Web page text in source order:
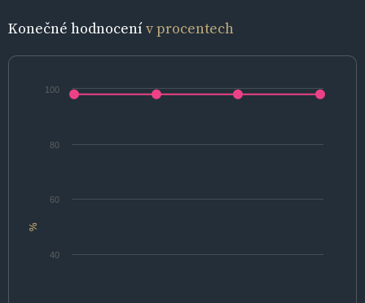
Konečné hodnocenív procentech
%
40
60
80
100